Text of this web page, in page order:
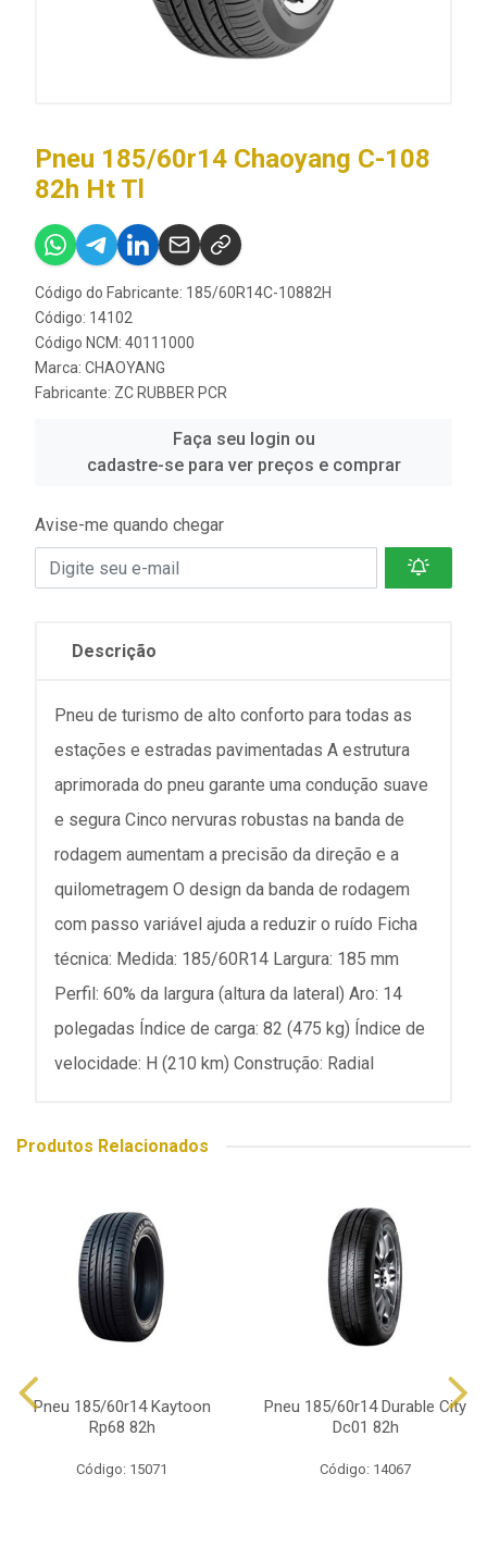
Pneu 185/60r14 Chaoyang C-108
82h Ht Tl
Código do Fabricante: 185/60R14C-10882H
Código: 14102
Código NCM: 40111000
Marca: CHAOYANG
Fabricante: ZC RUBBER PCR
Faça seu login ou
cadastre-se para ver preços e comprar
Avise-me quando chegar
Descrição
Pneu de turismo de alto conforto para todas as
estações e estradas pavimentadas A estrutura
aprimorada do pneu garante uma condução suave
e segura Cinco nervuras robustas na banda de
rodagem aumentam a precisão da direção e a
quilometragem O design da banda de rodagem
com passo variável ajuda a reduzir o ruído Ficha
técnica: Medida: 185/60R14 Largura: 185 mm
Perfil: 60% da largura (altura da lateral) Aro: 14
polegadas Índice de carga: 82 (475 kg) Índice de
velocidade: H (210 km) Construção: Radial
Produtos Relacionados
Pneu 185/60r14 Kaytoon
Rp68 82h
Código: 15071
Pneu 185/60r14 Durable City
Dc01 82h
Código: 14067